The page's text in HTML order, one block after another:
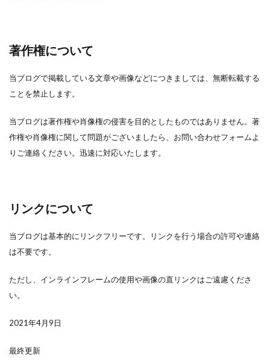
著作権について
当ブログで掲載している文章や画像などにつきましては、無断転載する
ことを禁止します。
当ブログは著作権や肖像権の侵害を目的としたものではありません。著
作権や肖像権に関して問題がございましたら、お問い合わせフォームよ
りご連絡ください。迅速に対応いたします。
リンクについて
当ブログは基本的にリンクフリーです。リンクを行う場合の許可や連絡
は不要です。
ただし、インラインフレームの使用や画像の直リンクはご遠慮くださ
い。
2021年4月9日
最終更新